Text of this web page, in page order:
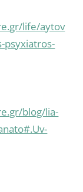
life/aytov
psyxiatros-
blog/lia-